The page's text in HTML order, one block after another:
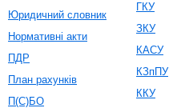
Юридичний словник
Нормативні акти
ПДР
План рахунків
П(С)БО
ГКУ
ЗКУ
КАСУ
КЗпПУ
ККУ